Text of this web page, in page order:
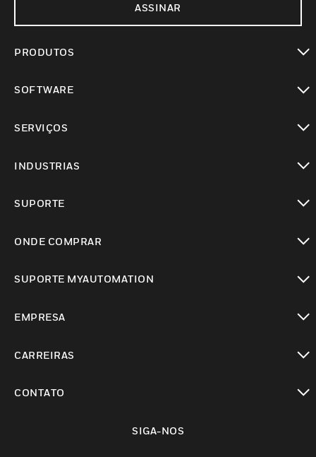
ASSINAR
PRODUTOS
SOFTWARE
SERVIÇOS
INDUSTRIAS
SUPORTE
ONDE COMPRAR
SUPORTE MYAUTOMATION
EMPRESA
CARREIRAS
CONTATO
SIGA-NOS